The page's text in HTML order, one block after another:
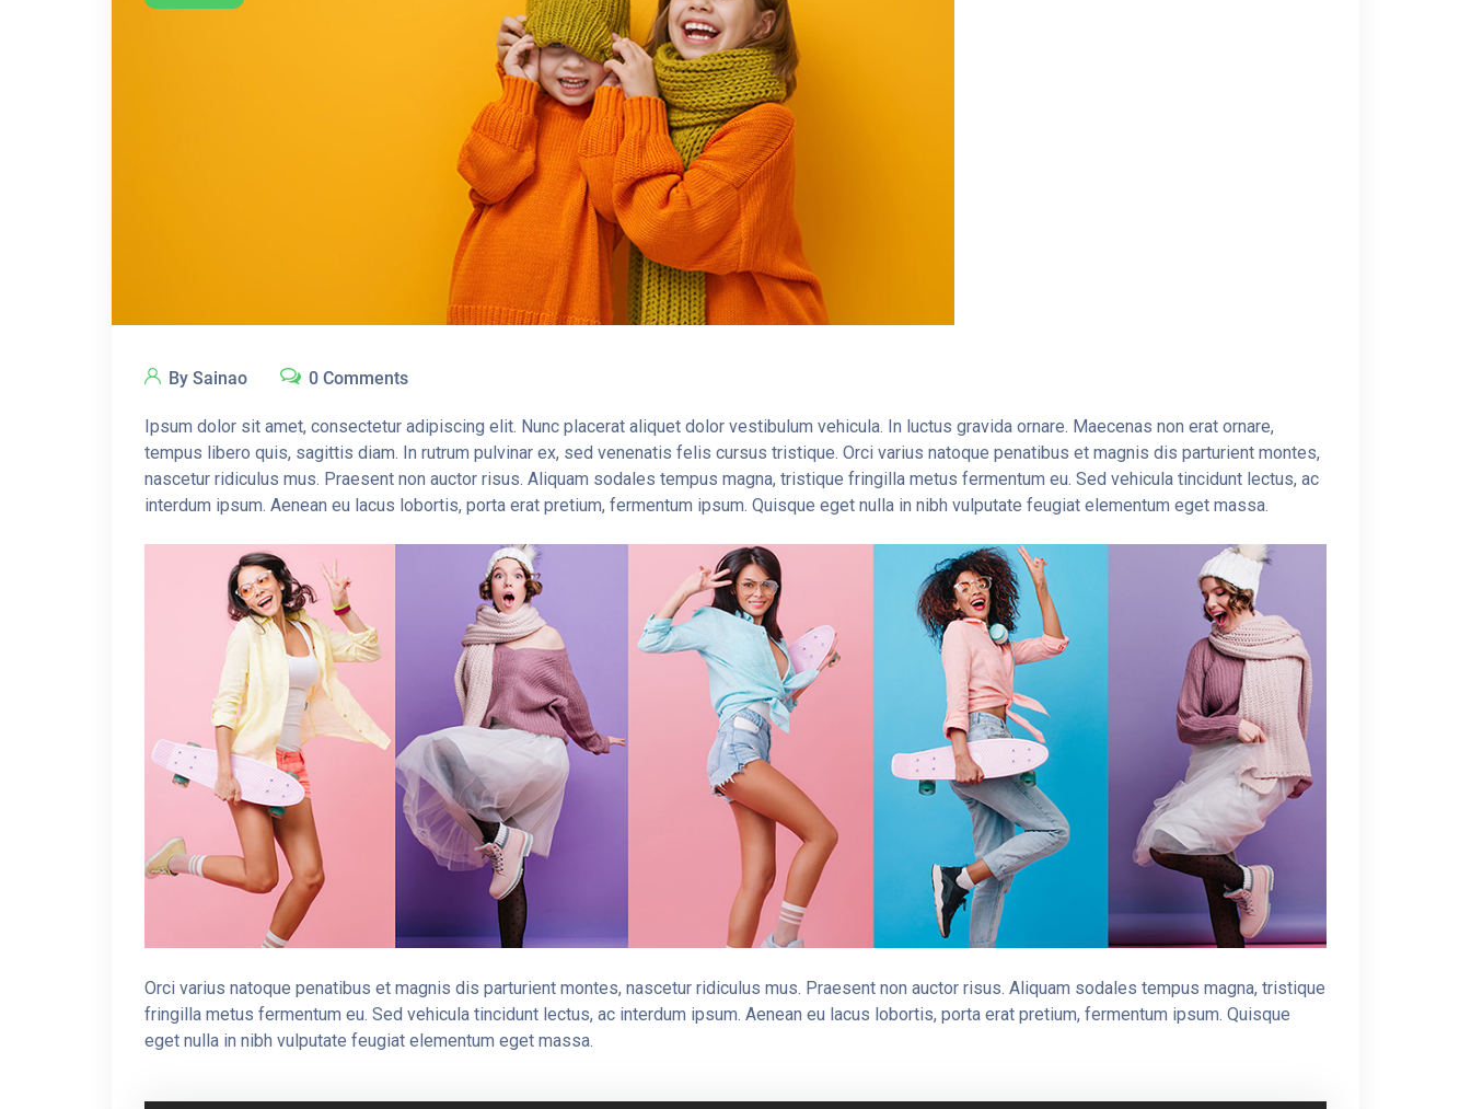
By Sainao 0 Comments
Ipsum dolor sit amet, consectetur adipiscing elit. Nunc placerat aliquet dolor vestibulum vehicula. In luctus gravida ornare. Maecenas non erat ornare,
tempus libero quis, sagittis diam. In rutrum pulvinar ex, sed venenatis felis cursus tristique. Orci varius natoque penatibus et magnis dis parturient montes,
nascetur ridiculus mus. Praesent non auctor risus. Aliquam sodales tempus magna, tristique fringilla metus fermentum eu. Sed vehicula tincidunt lectus, ac
interdum ipsum. Aenean eu lacus lobortis, porta erat pretium, fermentum ipsum. Quisque eget nulla in nibh vulputate feugiat elementum eget massa.
Orci varius natoque penatibus et magnis dis parturient montes, nascetur ridiculus mus. Praesent non auctor risus. Aliquam sodales tempus magna, tristique
fringilla metus fermentum eu. Sed vehicula tincidunt lectus, ac interdum ipsum. Aenean eu lacus lobortis, porta erat pretium, fermentum ipsum. Quisque
eget nulla in nibh vulputate feugiat elementum eget massa.